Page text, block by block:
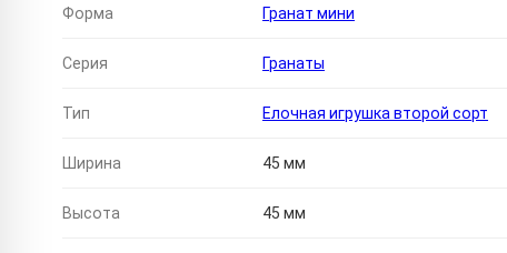
Форма Гранат мини
Серия Гранаты
Тип Елочная игрушка второй сорт
Ширина 45 мм
Высота 45 мм